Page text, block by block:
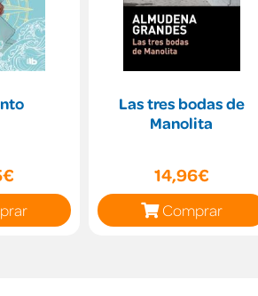
Las tres bodas de
Manolita
14,96€
Comprar